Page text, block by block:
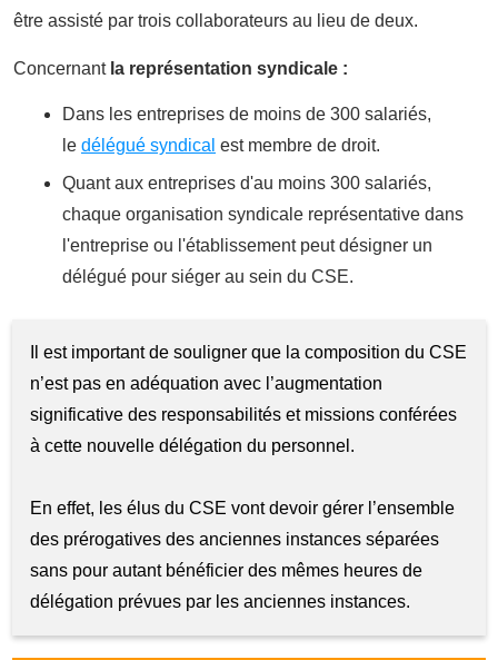
être assisté par trois collaborateurs au lieu de deux.
Concernant la représentation syndicale :
Dans les entreprises de moins de 300 salariés,
le délégué syndical est membre de droit.
Quant aux entreprises d'au moins 300 salariés,
chaque organisation syndicale représentative dans
l'entreprise ou l'établissement peut désigner un
délégué pour siéger au sein du CSE.
Il est important de souligner que la composition du CSE
n’est pas en adéquation avec l’augmentation
significative des responsabilités et missions conférées
à cette nouvelle délégation du personnel.
En effet, les élus du CSE vont devoir gérer l’ensemble
des prérogatives des anciennes instances séparées
sans pour autant bénéficier des mêmes heures de
délégation prévues par les anciennes instances.